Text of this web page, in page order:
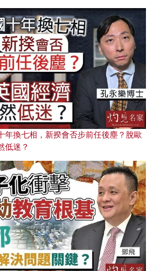
年換七相，新揆會否步前任後塵？脫歐
低迷？